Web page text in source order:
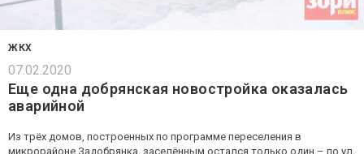
ЖКХ
07.02.2020
Еще одна добрянская новостройка оказалась
аварийной
Из трёх домов, построенных по программе переселения в
микрорайоне Задобрянка, заселённым остался только один – по ул.